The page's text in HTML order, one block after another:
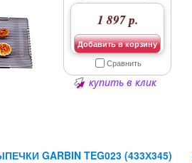
1 897 р.
Добавить в корзину
Сравнить
купить в клик
GARBIN TEG023 (433Х345)